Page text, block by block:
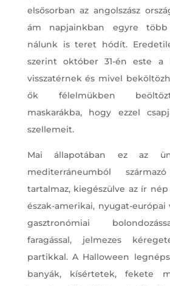
elsősorban az angolszász
ám napjainkban egyre több
nálunk is teret hódít.
szerint október 31-én este a
visszatérnek és mivel
ők félelmükben
maskarákba, hogy ezzel
szellemeit.
Mai állapotában ez az
mediterráneumból
tartalmaz, kiegészülve az ír nép
észak-amerikai, nyugat-
gasztronómiai
faragással, jelmezes
partikkal. A Halloween
banyák, kísértetek, fekete